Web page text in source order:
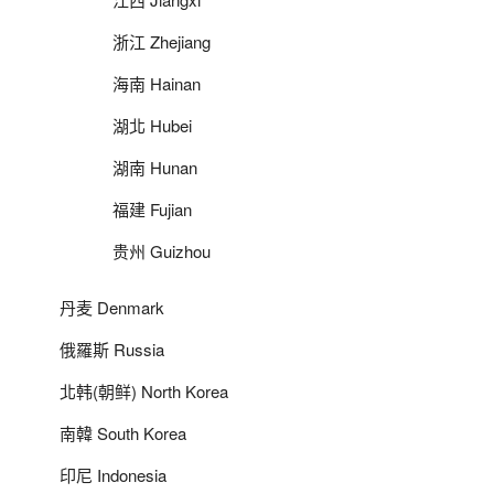
浙江 Zhejiang
海南 Hainan
湖北 Hubei
湖南 Hunan
福建 Fujian
贵州 Guizhou
丹麦 Denmark
俄羅斯 Russia
北韩(朝鲜) North Korea
南韓 South Korea
印尼 Indonesia